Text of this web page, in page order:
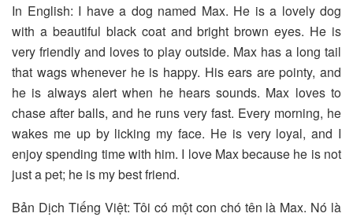
In English: I have a dog named Max. He is a lovely dog
with a beautiful black coat and bright brown eyes. He is
very friendly and loves to play outside. Max has a long tail
that wags whenever he is happy. His ears are pointy, and
he is always alert when he hears sounds. Max loves to
chase after balls, and he runs very fast. Every morning, he
wakes me up by licking my face. He is very loyal, and I
enjoy spending time with him. I love Max because he is not
just a pet; he is my best friend.
Bản Dịch Tiếng Việt: Tôi có một con chó tên là Max. Nó là